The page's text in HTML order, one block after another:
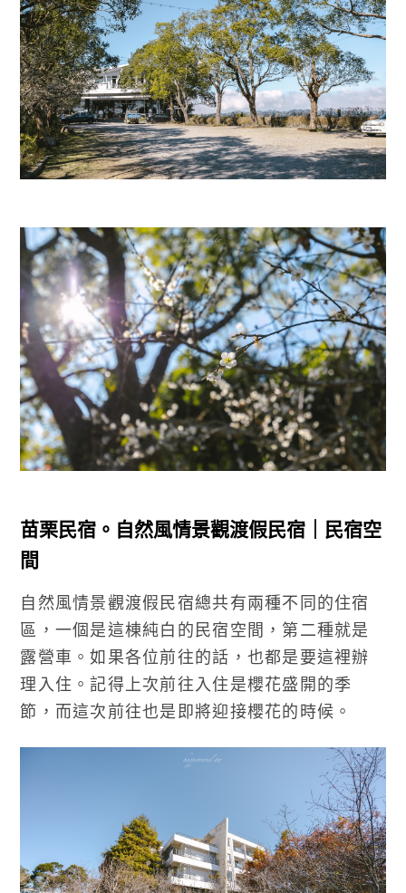
苗栗民宿。自然風情景觀渡假民宿｜民宿空
間
自然風情景觀渡假民宿總共有兩種不同的住宿
區，一個是這棟純白的民宿空間，第二種就是
露營車。如果各位前往的話，也都是要這裡辦
理入住。記得上次前往入住是櫻花盛開的季
節，而這次前往也是即將迎接櫻花的時候。